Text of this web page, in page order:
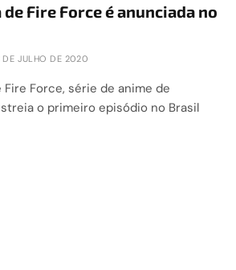
de Fire Force é anunciada no
DE JULHO DE 2020
Fire Force, série de anime de
o primeiro episódio no Brasil